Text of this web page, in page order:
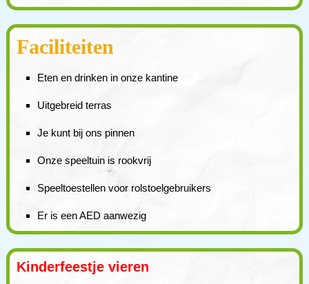
Faciliteiten
Eten en drinken in onze kantine
Uitgebreid terras
Je kunt bij ons pinnen
Onze speeltuin is rookvrij
Speeltoestellen voor rolstoelgebruikers
Er is een AED aanwezig
Kinderfeestje vieren